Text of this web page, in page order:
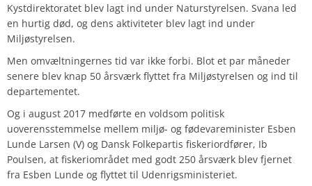
Kystdirektoratet blev lagt ind under Naturstyrelsen. Svana led
en hurtig død, og dens aktiviteter blev lagt ind under
Miljøstyrelsen.
Men omvæltningernes tid var ikke forbi. Blot et par måneder
senere blev knap 50 årsværk flyttet fra Miljøstyrelsen og ind til
departementet.
Og i august 2017 medførte en voldsom politisk
uoverensstemmelse mellem miljø- og fødevareminister Esben
Lunde Larsen (V) og Dansk Folkepartis fiskeriordfører, Ib
Poulsen, at fiskeriområdet med godt 250 årsværk blev fjernet
fra Esben Lunde og flyttet til Udenrigsministeriet.